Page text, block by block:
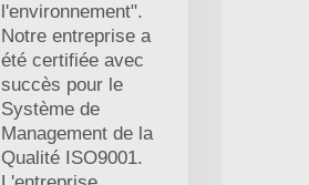
l'environnement".
Notre entreprise a
été certifiée avec
succès pour le
Système de
Management de la
Qualité ISO9001.